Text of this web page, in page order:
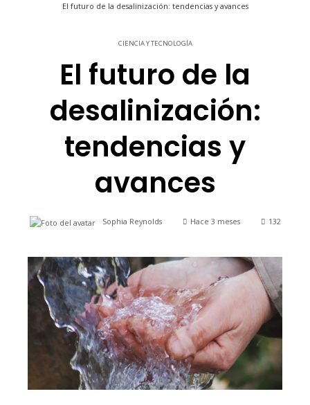
El futuro de la desalinización: tendencias y avances
CIENCIA Y TECNOLOGÍA
El futuro de la
desalinización:
tendencias y
avances
Sophia Reynolds Hace 3 meses 132